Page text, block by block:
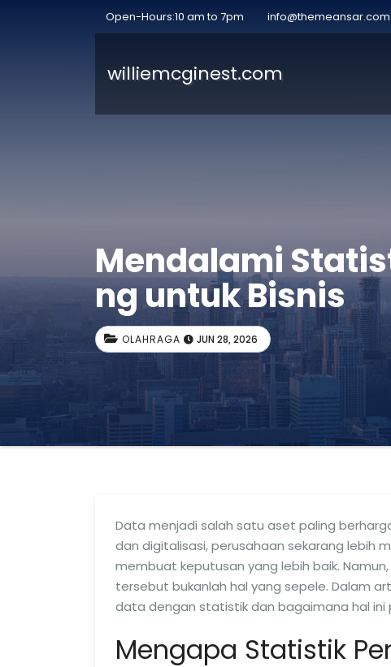
Open-Hours:10 am to 7pm info@themeansar.com
williemcginest.com
Mendalami
ng untuk Bisnis
OLAHRAGA JUN 28, 2026
Data menjadi salah satu aset paling
dan digitalisasi, perusahaan sekarang lebih
membuat keputusan yang lebih baik.
tersebut bukanlah hal yang sepele. Dalam
data dengan statistik dan bagaimana hal ini
Mengapa Statistik